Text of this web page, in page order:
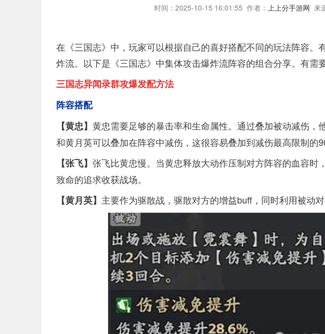
时间：2025-10-15 16:01:55 作者： 上上分手游网 来
在《三国志》中，玩家可以根据自己的喜好搭配不同的玩法阵容。
炸流。以下是《三国志》中集体攻击爆炸流阵容的组合分享。有需
三国志异闻录群攻爆发配方法
阵容搭配
【黄忠】 黄忠需要足够的暴击率和生命属性。通过叠加被动减伤，
和黄月英可以叠加在阵容中减伤，这很容易叠加到减伤最高限制的
【张飞】 张飞比黄忠慢。当黄忠释放大动作压制对方阵容的血容时
致命的追求收获战场。
【黄月英】 主要作为驱散战，驱散对方的增益buff，同时利用被动对